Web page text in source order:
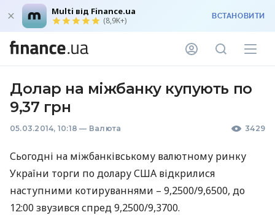
Multi від Finance.ua
(8,9K+) ВСТАНОВИТИ
Долар на міжбанку купують по
9,37 грн
05.03.2014, 10:18 — Валюта 3429
Сьогодні на міжбанківському валютному ринку
України торги по доларуСША відкрилися
наступними котируваннями – 9,2500/9,6500, до
12:00 звузився спред 9,2500/9,3700.